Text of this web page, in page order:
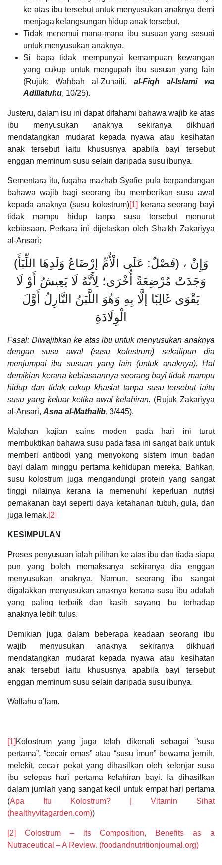
ke atas ibu tersebut untuk menyusukan anaknya demi
menjaga kelangsungan hidup anak tersebut.
Tidak menemui mana-mana ibu susuan yang sesuai
untuk menyusukan anaknya.
Si bapa tidak mempunyai kemampuan kewangan
yang cukup untuk mengupah ibu susuan yang lain
(Rujuk: Wahbah al-Zuhaili, al-Fiqh al-Islami wa
Adillatuhu, 10/25).
Justeru, dalam isu ini dapat difahami bahawa wajib ke atas
ibu menyusukan anaknya sekiranya dikhuari
mendatangkan mudarat kepada nyawa atau kesihatan
anak tersebut iaitu khususnya apabila bayi tersebut
enggan meminum susu selain daripada susu ibunya.
Sementara itu, fuqaha mazhab Syafie pula berpandangan
bahawa wajib bagi seorang ibu memberikan susu awal
kepada anaknya (susu kolostrum)[1] kerana seorang bayi
tidak mampu hidup tanpa susu tersebut menurut
kebiasaan. Perkara ini dijelaskan oleh Shaikh Zakariyya
al-Ansari:
(فَصْلٌ: عَلَى الْأُمِّ إرْضَاعُ وَلَدِهَا اللِّبَأَ) ، وَإِنْ
وَجَدَتْ مُرْضِعَةً أُخْرَى؛ لِأَنَّهُ لَا يَعِيشُ أَوْ لَا
يَقْوَى غَالِبًا إلَّا بِهِ وَهُوَ اللَّبَنُ النَّازِلُ أَوَّلَ
الْوِلَادَةِ
Fasal: Diwajibkan ke atas ibu untuk menyusukan anaknya
dengan susu awal (susu kolestrum) sekalipun dia
menjumpai ibu susuan yang lain (untuk anaknya). Hal
demikian kerana kebiasaannya seorang bayi tidak mampu
hidup dan tidak cukup khasiat tanpa susu tersebut iaitu
susu yang keluar ketika awal kelahiran. (Rujuk Zakariyya
al-Ansari, Asna al-Mathalib, 3/445).
Malahan kajian sains moden pada hari ini turut
membuktikan bahawa susu pada fasa ini sangat baik untuk
memberi antibodi yang menyokong sistem imun badan
bayi dalam minggu pertama kehidupan mereka. Bahkan,
susu kolostrum juga mengandungi protein yang sangat
tinggi nilainya kerana ia memenuhi keperluan nutrisi
pemakanan bayi seperti daya ketahanan tubuh, gula, dan
juga lemak.[2]
KESIMPULAN
Proses penyusuan ialah pilihan ke atas ibu dan tiada siapa
pun yang boleh memaksanya sekiranya dia enggan
menyusukan anaknya. Namun, seorang ibu sangat
digalakkan menyusukan anaknya kerana susu ibu adalah
yang paling terbaik dan kasih sayang ibu terhadap
anaknya lebih tulus.
Demikian juga dalam beberapa keadaan seorang ibu
wajib menyusukan anaknya sekiranya dikhuari
mendatangkan mudarat kepada nyawa atau kesihatan
anak tersebut iaitu khususnya apabila bayi tersebut
enggan meminum susu selain daripada susu ibunya.
Wallahu a’lam.
[1] Kolostrum yang juga telah dikenali sebagai “susu
pertama”, “cecair emas” atau “susu imun” bewarna jernih,
melekit, cecair pekat yang dihasilkan oleh kelenjar susu
ibu selepas hari pertama kelahiran bayi. Ia dihasilkan
dalam jumlah yang sangat kecil untuk empat hari pertama
(Apa Itu Kolostrum? | Vitamin Sihat
(healthyvitagarden.com))
[2]
Colostrum – its Composition, Benefits as a
Nutraceutical – A Review. (foodandnutritionjournal.org)